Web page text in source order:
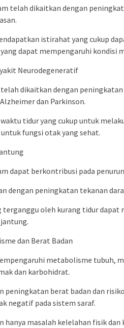
telah dikaitkan dengan
istirahat yang cukup
dapat mempengaruhi kondisi
Neurodegeneratif
dikaitkan dengan
dan Parkinson.
tidur yang cukup untuk
fungsi otak yang sehat.
dapat berkontribusi pada
dengan peningkatan tekanan
oleh kurang tidur dapat
dan Berat Badan
metabolisme tubuh,
dan karbohidrat.
peningkatan berat badan dan
negatif pada sistem saraf.
hanya masalah kelelahan fisik